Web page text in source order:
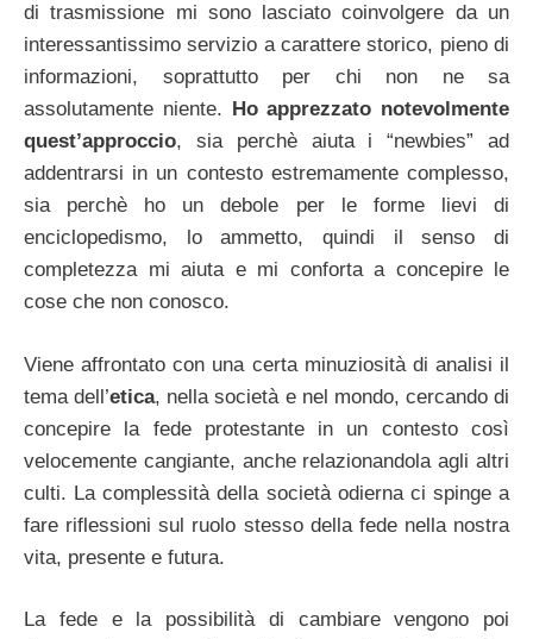
di trasmissione mi sono lasciato coinvolgere da un
interessantissimo servizio a carattere storico, pieno di
informazioni, soprattutto per chi non ne sa
assolutamente niente. Ho apprezzato notevolmente
quest’approccio, sia perchè aiuta i “newbies” ad
addentrarsi in un contesto estremamente complesso,
sia perchè ho un debole per le forme lievi di
enciclopedismo, lo ammetto, quindi il senso di
completezza mi aiuta e mi conforta a concepire le
cose che non conosco.
Viene affrontato con una certa minuziosità di analisi il
tema dell’etica, nella società e nel mondo, cercando di
concepire la fede protestante in un contesto così
velocemente cangiante, anche relazionandola agli altri
culti. La complessità della società odierna ci spinge a
fare riflessioni sul ruolo stesso della fede nella nostra
vita, presente e futura.
La fede e la possibilità di cambiare vengono poi